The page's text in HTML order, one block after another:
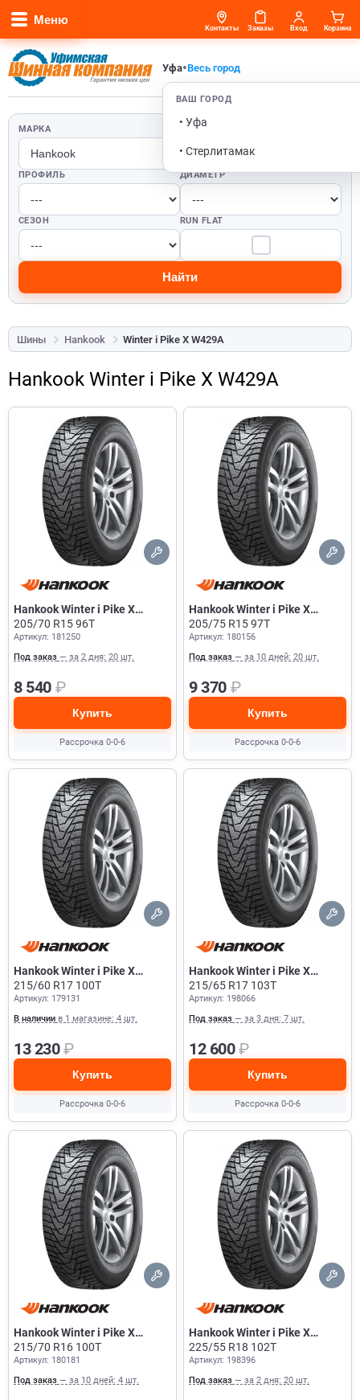
Меню
Уфа•Весь город
ВАШ ГОРОД
• Уфа
• Стерлитамак
Контакты Заказы Вход Корзина
МАРКА ШИРИНА
ПРОФИЛЬ ДИАМЕТР
СЕЗОН RUN FLAT
Найти
Шины Hankook Winter i Pike X W429A
Hankook Winter i Pike X W429A
Hankook Winter i Pike X
W429A
205/70 R15 96T
Артикул: 181250
Под заказ — за 2 дня: 20 шт.
8 540 ₽
Купить
Рассрочка 0-0-6
Hankook Winter i Pike X
W429A
205/75 R15 97T
Артикул: 180156
Под заказ — за 10 дней: 20 шт.
9 370 ₽
Купить
Рассрочка 0-0-6
Hankook Winter i Pike X
W429A
215/60 R17 100T
Артикул: 179131
В наличии в 1 магазине: 4 шт.
13 230₽
Купить
Рассрочка 0-0-6
Hankook Winter i Pike X
W429A
215/65 R17 103T
Артикул: 198066
Под заказ — за 3 дня: 7 шт.
12 600₽
Купить
Рассрочка 0-0-6
Hankook Winter i Pike X
W429A
215/70 R16 100T
Артикул: 180181
Под заказ — за 10 дней: 4 шт.
Hankook Winter i Pike X
W429A
225/55 R18 102T
Артикул: 198396
Под заказ — за 2 дня: 20 шт.